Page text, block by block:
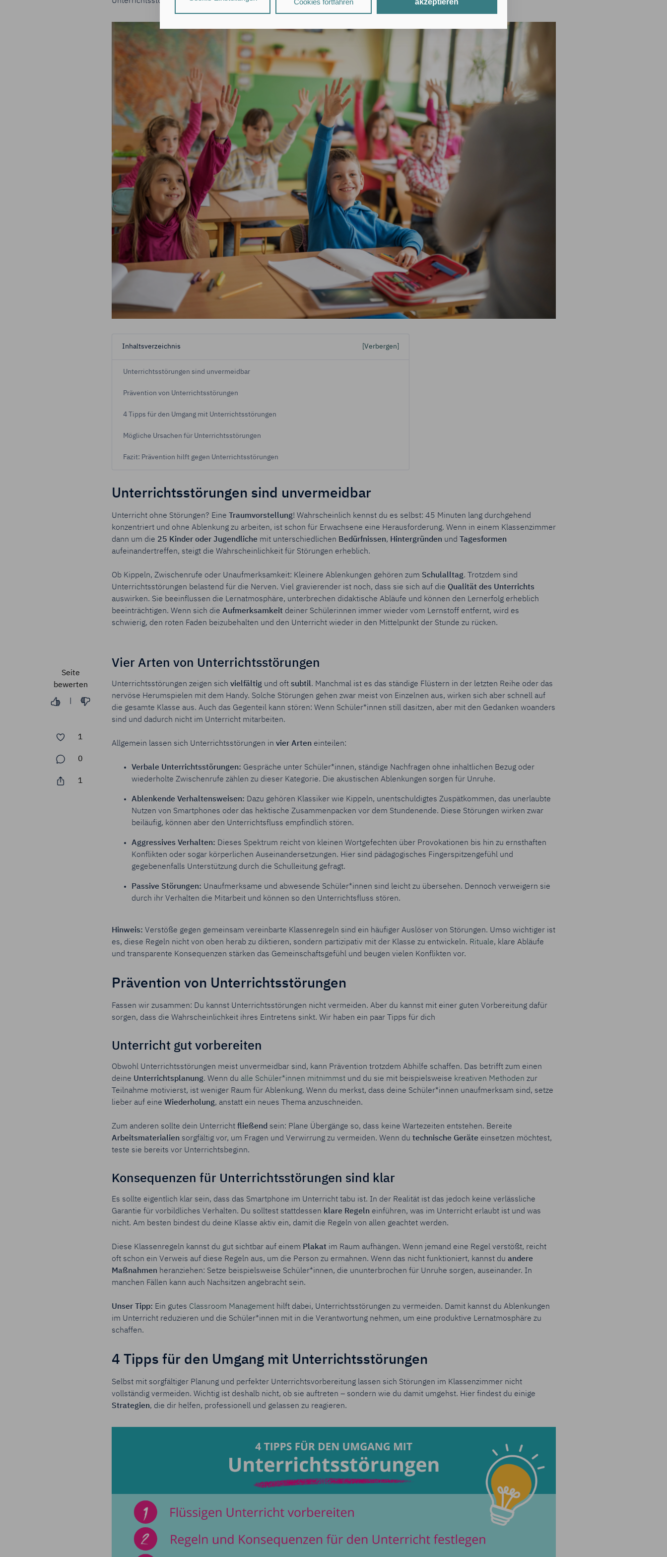
individuelle Nutzungsprofile erstellt und mit Daten von anderen Websites angereichert werden.
„Alle Cookies akzeptieren"
stimmst Du für alle nicht technisch erforderlichen Cookies
der Speicherung von Informationen auf Deinem Gerät bzw. dem Zugriff auf bereits gespeicherte
Informationen (§ 25 Abs. 1 TDDDG), sowie
der Verarbeitung Deiner Daten zu den in unserenDatenschutzhinweisen
genannten Zwecken
(Art. 6 Abs. 1 lit. a DSGVO).
Hinweis zum Datentransfer in die USA: Zudem willigst Du ein, dass Anbieter mit Sitz in den USA
Deine Daten verarbeiten dürfen (Art. 49 Abs. 1 DSGVO). Es ist möglich, dass US-Behörden auf diese
Daten zugreifen können.
Durch Klick auf„Nur mit erforderlichen Cookies fortfahren"lehnst Du alle technisch nicht
erforderlichen Cookies (Leistungs- und Personalisierungs-Cookies) ab.
Du bestätigst außerdem, dass Du mindestens 16 Jahre alt bist oder diese Einwilligung mit
Zustimmung deiner Erziehungsberechtigten erteilst.
Durch Klick auf „Cookie-Einstellungen"kannst Du Deine Einwilligungen jederzeit mit Wirkung für die
Zukunft widerrufen oder anpassen.
Impressum Datenschutz & Cookies
akzeptieren
Cookies fortfahren
Inhaltsverzeichnis [Verbergen]
Unterrichtsstörungen sind unvermeidbar
Prävention von Unterrichtsstörungen
4 Tipps für den Umgang mit Unterrichtsstörungen
Mögliche Ursachen für Unterrichtsstörungen
Fazit: Prävention hilft gegen Unterrichtsstörungen
Unterrichtsstörungen sind unvermeidbar
Unterricht ohne Störungen? Eine Traumvorstellung! Wahrscheinlich kennst du es selbst: 45 Minuten lang durchgehend
konzentriert und ohne Ablenkung zu arbeiten, ist schon für Erwachsene eine Herausforderung. Wenn in einem Klassenzimmer
dann um die 25 Kinder oder Jugendlichemit unterschiedlichen Bedürfnissen, Hintergründen und
Tagesformen
aufeinandertreffen, steigt die Wahrscheinlichkeit für Störungen erheblich.
Ob Kippeln, Zwischenrufe oder Unaufmerksamkeit: Kleinere Ablenkungen gehören zum Schulalltag.
Trotzdem sind
Unterrichtsstörungen belastend für die Nerven. Viel gravierender ist noch, dass sie sich auf die Qualität des Unterrichts
auswirken. Sie beeinflussen die Lernatmosphäre, unterbrechen didaktische Abläufe und können den Lernerfolg erheblich
beeinträchtigen. Wenn sich die Aufmerksamkeit deiner Schülerinnen immer wieder vom Lernstoff entfernt, wird es
schwierig, den roten Faden beizubehalten und den Unterricht wieder in den Mittelpunkt der Stunde zu rücken.
Vier Arten von Unterrichtsstörungen
Unterrichtsstörungen zeigen sich vielfältig und oft subtil. Manchmal ist es das ständige Flüstern in der letzten Reihe oder das
nervöse Herumspielen mit dem Handy. Solche Störungen gehen zwar meist von Einzelnen aus, wirken sich aber schnell auf
die gesamte Klasse aus. Auch das Gegenteil kann stören: Wenn Schüler*innen still dasitzen, aber mit den Gedanken woanders
sind und dadurch nicht im Unterricht mitarbeiten.
Allgemein lassen sich Unterrichtsstörungen in vier Arten einteilen:
Verbale Unterrichtsstörungen: Gespräche unter Schüler*innen, ständige Nachfragen ohne inhaltlichen Bezug oder
wiederholte Zwischenrufe zählen zu dieser Kategorie. Die akustischen Ablenkungen sorgen für Unruhe.
Ablenkende Verhaltensweisen: Dazu gehören Klassiker wie Kippeln, unentschuldigtes Zuspätkommen, das unerlaubte
Nutzen von Smartphones oder das hektische Zusammenpacken vor dem Stundenende. Diese Störungen wirken zwar
beiläufig, können aber den Unterrichtsfluss empfindlich stören.
Aggressives Verhalten: Dieses Spektrum reicht von kleinen Wortgefechten über Provokationen bis hin zu ernsthaften
Konflikten oder sogar körperlichen Auseinandersetzungen. Hier sind pädagogisches Fingerspitzengefühl und
gegebenenfalls Unterstützung durch die Schulleitung gefragt.
Passive Störungen: Unaufmerksame und abwesende Schüler*innen sind leicht zu übersehen. Dennoch verweigern sie
durch ihr Verhalten die Mitarbeit und können so den Unterrichtsfluss stören.
Hinweis: Verstöße gegen gemeinsam vereinbarte Klassenregeln sind ein häufiger Auslöser von Störungen. Umso wichtiger ist
es, diese Regeln nicht von oben herab zu diktieren, sondern partizipativ mit der Klasse zu entwickeln. Rituale, klare Abläufe
und transparente Konsequenzen stärken das Gemeinschaftsgefühl und beugen vielen Konflikten vor.
Prävention von Unterrichtsstörungen
Fassen wir zusammen: Du kannst Unterrichtsstörungen nicht vermeiden. Aber du kannst mit einer guten Vorbereitung dafür
sorgen, dass die Wahrscheinlichkeit ihres Eintretens sinkt. Wir haben ein paar Tipps für dich
Unterricht gut vorbereiten
Obwohl Unterrichtsstörungen meist unvermeidbar sind, kann Prävention trotzdem Abhilfe schaffen. Das betrifft zum einen
deine Unterrichtsplanung. Wenn du alle Schüler*innen mitnimmstund du sie mit beispielsweise kreativen Methoden zur
Teilnahme motivierst, ist weniger Raum für Ablenkung. Wenn du merkst, dass deine Schüler*innen unaufmerksam sind, setze
lieber auf eine Wiederholung, anstatt ein neues Thema anzuschneiden.
Zum anderen sollte dein Unterricht fließend sein: Plane Übergänge so, dass keine Wartezeiten entstehen. Bereite
Arbeitsmaterialien sorgfältig vor, um Fragen und Verwirrung zu vermeiden. Wenn du technische Geräte einsetzen möchtest,
teste sie bereits vor Unterrichtsbeginn.
Konsequenzen für Unterrichtsstörungen sind klar
Es sollte eigentlich klar sein, dass das Smartphone im Unterricht tabu ist. In der Realität ist das jedoch keine verlässliche
Garantie für vorbildliches Verhalten. Du solltest stattdessen klare Regeln einführen, was im Unterricht erlaubt ist und was
nicht. Am besten bindest du deine Klasse aktiv ein, damit die Regeln von allen geachtet werden.
Diese Klassenregeln kannst du gut sichtbar auf einem Plakat im Raum aufhängen. Wenn jemand eine Regel verstößt, reicht
oft schon ein Verweis auf diese Regeln aus, um die Person zu ermahnen. Wenn das nicht funktioniert, kannst du andere
Maßnahmen heranziehen: Setze beispielsweise Schüler*innen, die ununterbrochen für Unruhe sorgen, auseinander. In
manchen Fällen kann auch Nachsitzen angebracht sein.
Unser Tipp: Ein gutes Classroom Managementhilft dabei, Unterrichtsstörungen zu vermeiden. Damit kannst du Ablenkungen
im Unterricht reduzieren und die Schüler*innen mit in die Verantwortung nehmen, um eine produktive Lernatmosphäre zu
schaffen.
4 Tipps für den Umgang mit Unterrichtsstörungen
Selbst mit sorgfältiger Planung und perfekter Unterrichtsvorbereitung lassen sich Störungen im Klassenzimmer nicht
vollständig vermeiden. Wichtig ist deshalb nicht, ob sie auftreten – sondern wie du damit umgehst. Hier findest du einige
Strategien, die dir helfen, professionell und gelassen zu reagieren.
Seite
bewerten
1
0
1